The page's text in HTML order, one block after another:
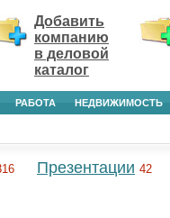
Добавить
компанию
в деловой
каталог
РАБОТА НЕДВИЖИМОСТЬ
Презентации 42